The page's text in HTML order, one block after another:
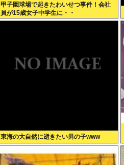
甲子園球場で起きたわいせつ事件！会社
員が15歳女子中学生に・・
東海の大自然に逝きたい男の子www